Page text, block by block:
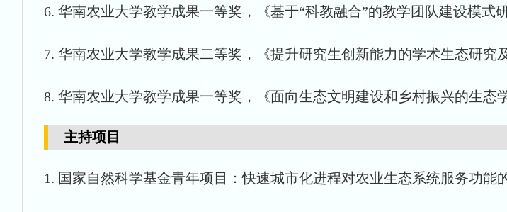
6. 华南农业大学教学成果一等奖，《基于“科教融合”的教学团队建设模式
7. 华南农业大学教学成果二等奖，《提升研究生创新能力的学术生态研究
8. 华南农业大学教学成果一等奖，《面向生态文明建设和乡村振兴的生态
主持项目
1. 国家自然科学基金青年项目：快速城市化进程对农业生态系统服务功能